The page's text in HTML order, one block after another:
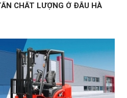
CHẤT LƯỢNG Ở ĐÂU HÀ